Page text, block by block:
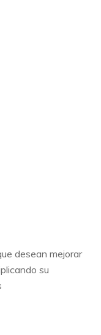
desean mejorar
su